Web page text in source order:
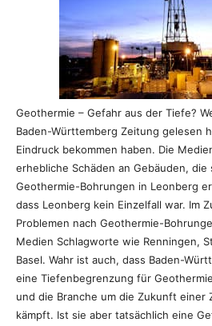
Geothermie – Gefahr aus der Tiefe?
Baden-Württemberg Zeitung gelesen
Eindruck bekommen haben. Die
erhebliche Schäden an Gebäuden, die
Geothermie-Bohrungen in Leonberg
dass Leonberg kein Einzelfall war. Im
Problemen nach Geothermie-
Medien Schlagworte wie Renningen,
Basel. Wahr ist auch, dass Baden-
eine Tiefenbegrenzung für
und die Branche um die Zukunft einer
kämpft. Ist sie aber tatsächlich eine